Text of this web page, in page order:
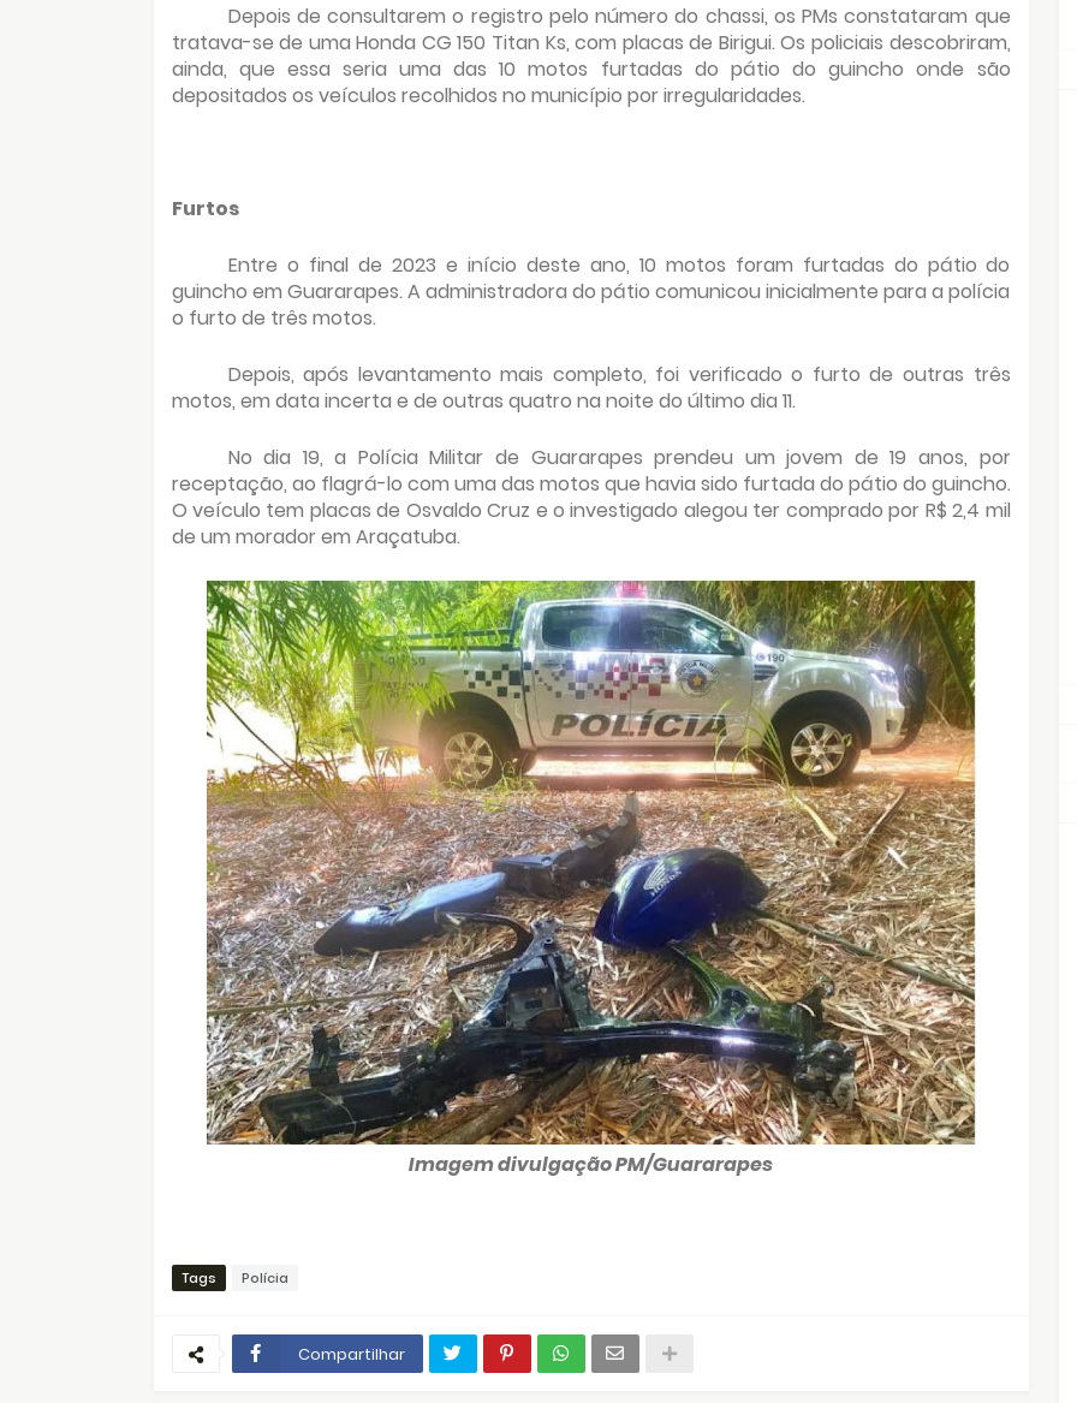
Depois de consultarem o registro pelo número do chassi, os PMs constataram que
tratava-se de uma Honda CG 150 Titan Ks, com placas de Birigui. Os policiais descobriram,
ainda, que essa seria uma das 10 motos furtadas do pátio do guincho onde são
depositados os veículos recolhidos no município por irregularidades.
Furtos
Entre o final de 2023 e início deste ano, 10 motos foram furtadas do pátio do
guincho em Guararapes. A administradora do pátio comunicou inicialmente para a polícia
o furto de três motos.
Depois, após levantamento mais completo, foi verificado o furto de outras três
motos, em data incerta e de outras quatro na noite do último dia 11.
No dia 19, a Polícia Militar de Guararapes prendeu um jovem de 19 anos, por
receptação, ao flagrá-lo com uma das motos que havia sido furtada do pátio do guincho.
O veículo tem placas de Osvaldo Cruz e o investigado alegou ter comprado por R$ 2,4 mil
de um morador em Araçatuba.
Imagem divulgação PM/Guararapes
Tags Polícia
Compartilhar